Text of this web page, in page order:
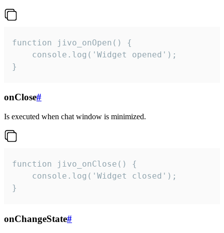
function jivo_onOpen() {
    console.log('Widget opened');
}
onClose#
Is executed when chat window is minimized.
function jivo_onClose() {
    console.log('Widget closed');
}
onChangeState#